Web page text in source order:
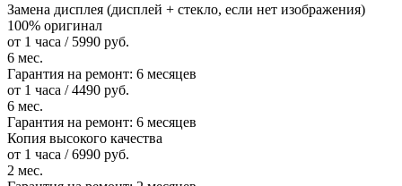
Замена дисплея (дисплей + стекло, если нет изображения)
100% оригинал
от 1 часа / 5990 руб.
6 мес.
Гарантия на ремонт: 6 месяцев
от 1 часа / 4490 руб.
6 мес.
Гарантия на ремонт: 6 месяцев
Копия высокого качества
от 1 часа / 6990 руб.
2 мес.